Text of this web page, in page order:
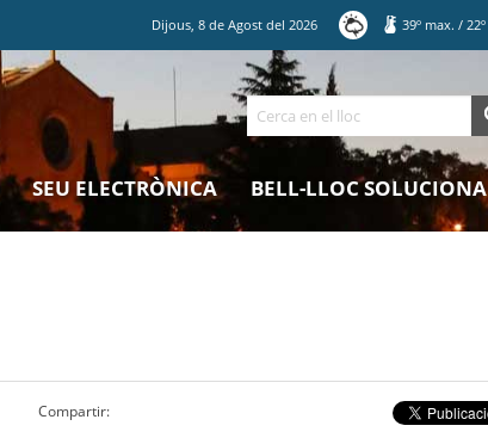
Dijous,8 deAgost del2026 39º max. / 22
Cerca
SEU ELECTRÒNICA BELL-LLOC SOLUCIONA
Compartir: